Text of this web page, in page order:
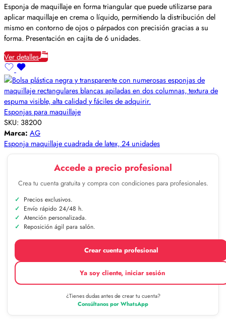
Esponja de maquillaje en forma triangular que puede utilizarse para
aplicar maquillaje en crema o líquido, permitiendo la distribución del
mismo en contorno de ojos o párpados con precisión gracias a su
forma. Presentación en cajita de 6 unidades.
Ver detalles
Esponjas para maquillaje
SKU: 38200
Marca: AG
Esponja maquillaje cuadrada de latex, 24 unidades
Accede a precio profesional
Crea tu cuenta gratuita y compra con condiciones para profesionales.
Precios exclusivos.
Envío rápido 24/48 h.
Atención personalizada.
Reposición ágil para salón.
Crear cuenta profesional
Ya soy cliente, iniciar sesión
¿Tienes dudas antes de crear tu cuenta?
Consúltanos por WhatsApp